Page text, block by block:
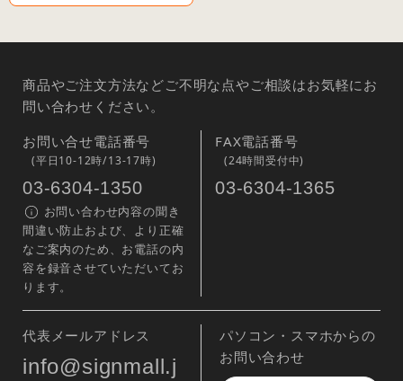
商品やご注文方法などご不明な点やご相談はお気軽にお
問い合わせください。
お問い合せ電話番号
(平日10-12時/13-17時)
03-6304-1350
お問い合わせ内容の聞き
間違い防止および、より正確
なご案内のため、お電話の内
容を録音させていただいてお
ります。
FAX電話番号
(24時間受付中)
03-6304-1365
代表メールアドレス
info@signmall.j
パソコン・スマホからの
お問い合わせ